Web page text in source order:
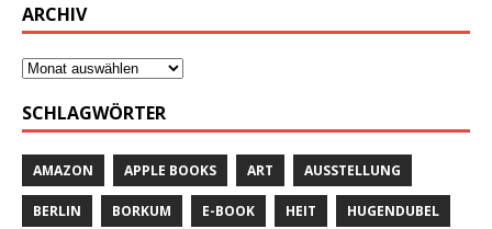
ARCHIV
SCHLAGWÖRTER
AMAZON APPLE BOOKS ART AUSSTELLUNG
BERLIN BORKUM E-BOOK HEIT HUGENDUBEL